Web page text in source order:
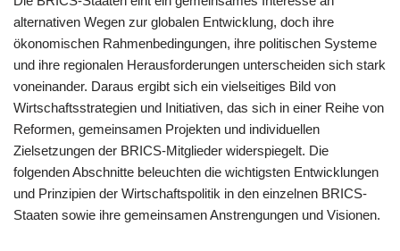
alternativen Wegen zur globalen Entwicklung, doch ihre
ökonomischen Rahmenbedingungen, ihre politischen Systeme
und ihre regionalen Herausforderungen unterscheiden sich stark
voneinander. Daraus ergibt sich ein vielseitiges Bild von
Wirtschaftsstrategien und Initiativen, das sich in einer Reihe von
Reformen, gemeinsamen Projekten und individuellen
Zielsetzungen der BRICS-Mitglieder widerspiegelt. Die
folgenden Abschnitte beleuchten die wichtigsten Entwicklungen
und Prinzipien der Wirtschaftspolitik in den einzelnen BRICS-
Staaten sowie ihre gemeinsamen Anstrengungen und Visionen.